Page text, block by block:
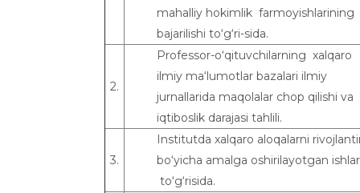
mahalliy hokimlik farmoyishlarining
bajarilishi to‘g‘ri-sida.
2.
Professor-o‘qituvchilarning xalqaro
ilmiy ma‘lumotlar bazalari ilmiy
jurnallarida maqolalar chop qilishi va
iqtiboslik darajasi tahlili.
3.
Institutda xalqaro aloqalarni
bo‘yicha amalga oshirilayotgan ishlar
to‘g‘risida.